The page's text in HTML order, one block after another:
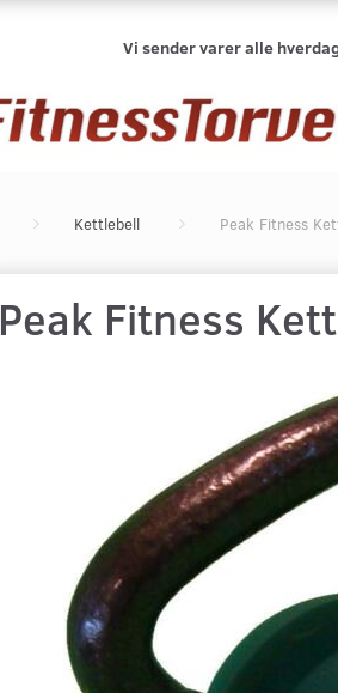
Vi sender varer alle
Kettlebell Peak Fitness
Peak Fitness